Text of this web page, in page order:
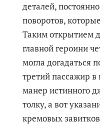
деталей,
поворотов,
Таким открытием
главной героини
могла догадаться
третий пассажир в
манер истинного
толку, а вот
кремовых